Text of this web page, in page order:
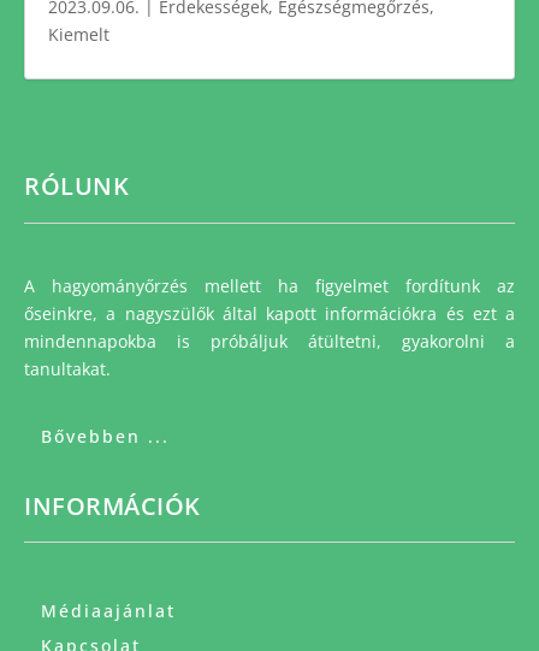
2023.09.06. | Érdekességek, Egészségmegőrzés,
Kiemelt
RÓLUNK
A hagyományőrzés mellett ha figyelmet fordítunk az
őseinkre, a nagyszülők által kapott információkra és ezt a
mindennapokba is próbáljuk átültetni, gyakorolni a
tanultakat.
Bővebben ...
INFORMÁCIÓK
Médiaajánlat
Kapcsolat